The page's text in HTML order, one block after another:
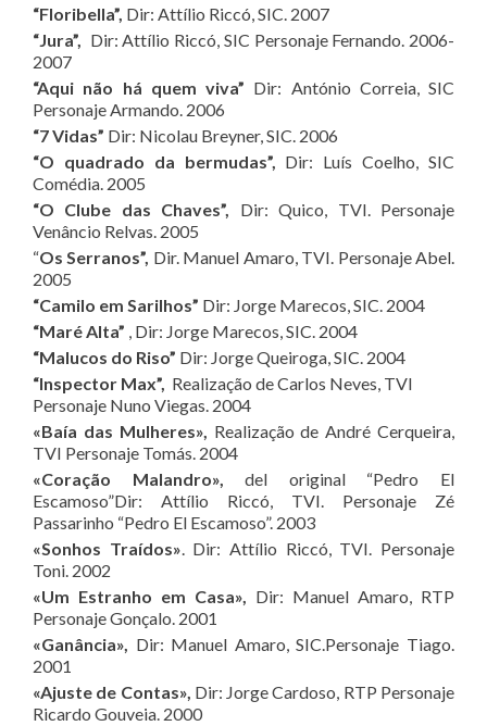
“Floribella”, Dir: Attílio Riccó, SIC. 2007
“Jura”, Dir: Attílio Riccó, SIC Personaje Fernando. 2006-
2007
“Aqui não há quem viva” Dir: António Correia, SIC
Personaje Armando. 2006
“7 Vidas” Dir: Nicolau Breyner, SIC. 2006
“O quadrado da bermudas”, Dir: Luís Coelho, SIC
Comédia. 2005
“O Clube das Chaves”, Dir: Quico, TVI. Personaje
Venâncio Relvas. 2005
“Os Serranos”, Dir. Manuel Amaro, TVI. Personaje Abel.
2005
“Camilo em Sarilhos” Dir: Jorge Marecos, SIC. 2004
“Maré Alta” , Dir: Jorge Marecos, SIC. 2004
“Malucos do Riso” Dir: Jorge Queiroga, SIC. 2004
“Inspector Max”, Realização de Carlos Neves, TVI
Personaje Nuno Viegas. 2004
«Baía das Mulheres», Realização de André Cerqueira,
TVI Personaje Tomás. 2004
«Coração Malandro», del original “Pedro El
Escamoso”Dir: Attílio Riccó, TVI. Personaje Zé
Passarinho “Pedro El Escamoso”. 2003
«Sonhos Traídos». Dir: Attílio Riccó, TVI. Personaje
Toni. 2002
«Um Estranho em Casa», Dir: Manuel Amaro, RTP
Personaje Gonçalo. 2001
«Ganância», Dir: Manuel Amaro, SIC.Personaje Tiago.
2001
«Ajuste de Contas», Dir: Jorge Cardoso, RTP Personaje
Ricardo Gouveia. 2000